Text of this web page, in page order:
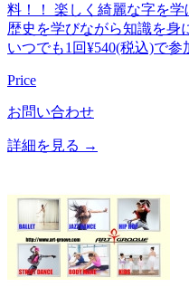
料！！ 楽しく綺麗な字を学
歴史を学びながら知識を身
いつでも1回¥540(税込)で
Price
お問い合わせ
詳細を見る →